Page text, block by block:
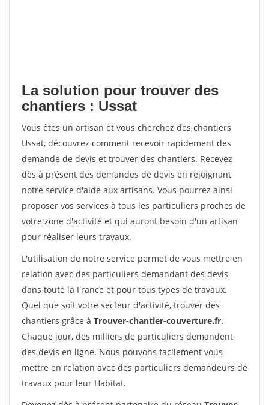
La solution pour trouver des
chantiers : Ussat
Vous êtes un artisan et vous cherchez des chantiers
Ussat, découvrez comment recevoir rapidement des
demande de devis et trouver des chantiers. Recevez
dès à présent des demandes de devis en rejoignant
notre service d'aide aux artisans. Vous pourrez ainsi
proposer vos services à tous les particuliers proches de
votre zone d'activité et qui auront besoin d'un artisan
pour réaliser leurs travaux.
L'utilisation de notre service permet de vous mettre en
relation avec des particuliers demandant des devis
dans toute la France et pour tous types de travaux.
Quel que soit votre secteur d'activité, trouver des
chantiers grâce à Trouver-chantier-couverture.fr.
Chaque jour, des milliers de particuliers demandent
des devis en ligne. Nous pouvons facilement vous
mettre en relation avec des particuliers demandeurs de
travaux pour leur Habitat.